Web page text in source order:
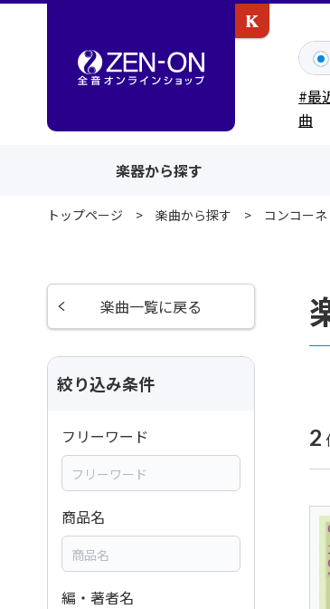
#最
曲
楽器から探す
トップページ 楽曲から探す コンコー
2
楽曲一覧に戻る
絞り込み条件
フリーワード
商品名
編・著者名